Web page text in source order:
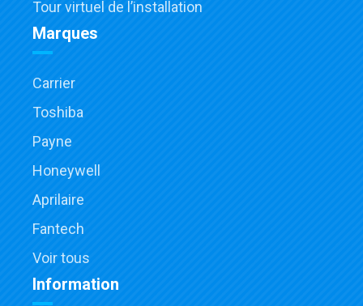
Tour virtuel de l’installation
Marques
Carrier
Toshiba
Payne
Honeywell
Aprilaire
Fantech
Voir tous
Information